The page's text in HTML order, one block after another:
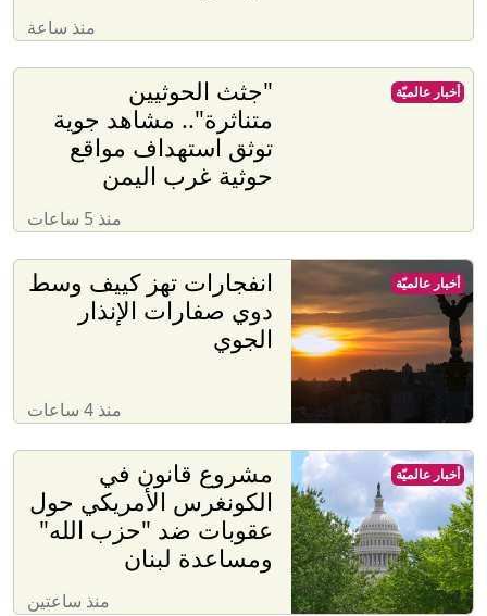
منذ ساعة
"جثث الحوثيين
متناثرة".. مشاهد جوية
توثق استهداف مواقع
حوثية غرب اليمن
منذ 5 ساعات
أخبار عالميّة
انفجارات تهز كييف وسط
دوي صفارات الإنذار
الجوي
منذ 4 ساعات
أخبار عالميّة
مشروع قانون في
الكونغرس الأمريكي حول
عقوبات ضد "حزب الله"
ومساعدة لبنان
منذ ساعتين
أخبار عالميّة